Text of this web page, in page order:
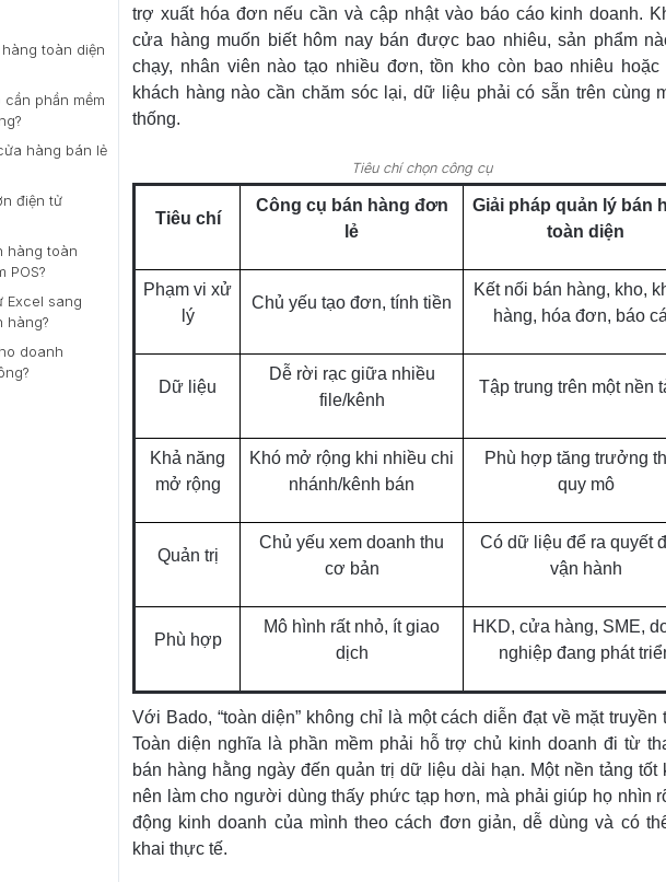
toàn diện
phần mềm
hàng bán lẻ
điện tử
hàng toàn
POS?
Excel sang
hàng?
doanh
trợ xuất hóa đơn nếu cần và cập nhật vào báo cáo kinh doanh.
cửa hàng muốn biết hôm nay bán được bao nhiêu, sản phẩm
chạy, nhân viên nào tạo nhiều đơn, tồn kho còn bao nhiêu hoặc
khách hàng nào cần chăm sóc lại, dữ liệu phải có sẵn trên cùng
thống.
Tiêu chí chọn công cụ
Tiêu chí
Công cụ bán hàng đơn
lẻ
Giải pháp quản lý bán
toàn diện
Phạm vi xử
lý
Chủ yếu tạo đơn, tính tiền
Kết nối bán hàng, kho,
hàng, hóa đơn, báo
Dữ liệu
Dễ rời rạc giữa nhiều
file/kênh
Tập trung trên một nền
Khả năng
mở rộng
Khó mở rộng khi nhiều chi
nhánh/kênh bán
Phù hợp tăng trưởng
quy mô
Quản trị
Chủ yếu xem doanh thu
cơ bản
Có dữ liệu để ra quyết
vận hành
Phù hợp
Mô hình rất nhỏ, ít giao
dịch
HKD, cửa hàng, SME,
nghiệp đang phát
Với Bado, “toàn diện” không chỉ là một cách diễn đạt về mặt truyền
Toàn diện nghĩa là phần mềm phải hỗ trợ chủ kinh doanh đi từ
bán hàng hằng ngày đến quản trị dữ liệu dài hạn. Một nền tảng tốt
nên làm cho người dùng thấy phức tạp hơn, mà phải giúp họ nhìn
động kinh doanh của mình theo cách đơn giản, dễ dùng và có
khai thực tế.